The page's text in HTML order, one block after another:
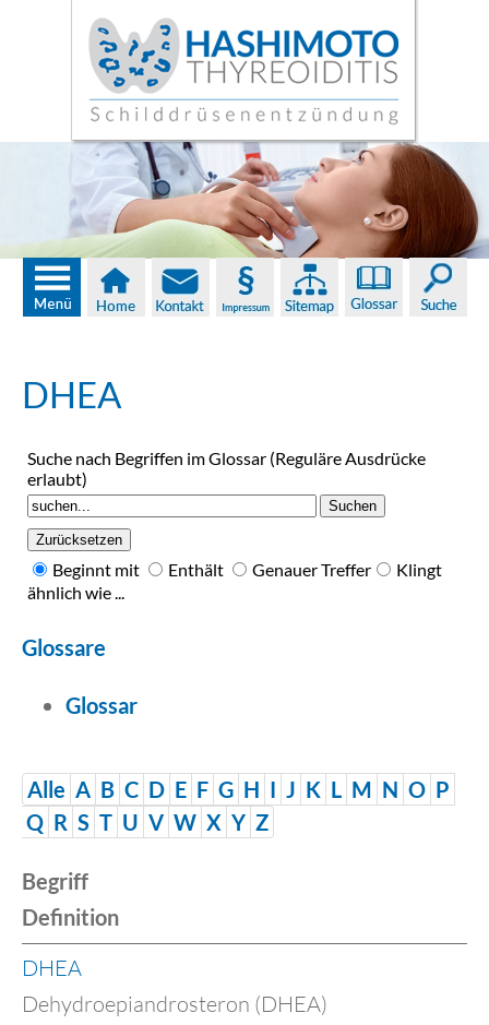
DHEA
Suche nach Begriffen im Glossar (Reguläre Ausdrücke
erlaubt)
Beginnt mit Enthält Genauer Treffer
Klingt
ähnlich wie ...
Glossare
Glossar
Alle A B C D E F G H I J K L M N O P
Q R S T U V W X Y Z
Begriff
Definition
DHEA
Dehydroepiandrosteron (DHEA)